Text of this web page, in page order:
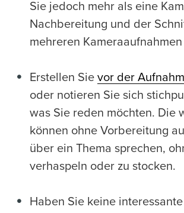
Sie jedoch mehr als eine
Nachbereitung und der
mehreren
Erstellen Sie vor der
oder notieren Sie sich
was Sie reden möchten. Die
können ohne Vorbereitung
über ein Thema sprechen,
verhaspeln oder zu stocken.
Haben Sie keine interessante